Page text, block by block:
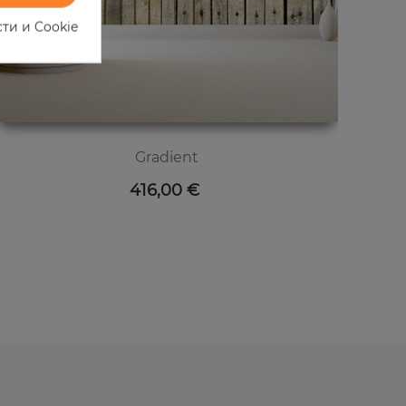
Gradient
Цена
416,00 €
и Cookie